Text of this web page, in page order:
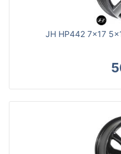
JH HP442 7x17